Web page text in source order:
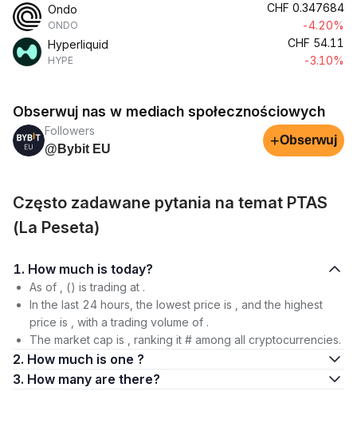
Ondo
ONDO
CHF 0.347684
-4.20%
Hyperliquid
HYPE
CHF 54.11
-3.10%
Obserwuj nas w mediach społecznościowych
Followers
@Bybit EU
+Obserwuj
Często zadawane pytania na temat PTAS
(La Peseta)
1. How much is today?
As of , () is trading at .
In the last 24 hours, the lowest price is , and the highest
price is , with a trading volume of .
The market cap is , ranking it # among all cryptocurrencies.
2. How much is one ?
3. How many are there?